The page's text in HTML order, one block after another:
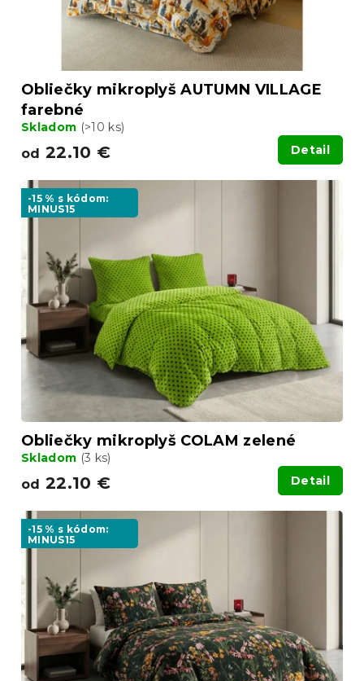
Obliečky mikroplyš AUTUMN VILLAGE
farebné
Skladom (>10 ks)
od 22.10 € Detail
-15 % s kódom:
MINUS15
Obliečky mikroplyš COLAM zelené
Skladom (3 ks)
od 22.10 € Detail
-15 % s kódom:
MINUS15